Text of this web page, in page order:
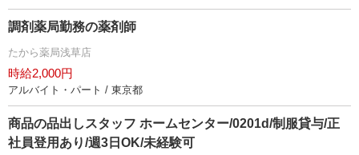
調剤薬局勤務の薬剤師
たから薬局浅草店
時給2,000円
アルバイト・パート / 東京都
商品の品出しスタッフ ホームセンター/0201d/制服貸与/正
社員登用あり/週3日OK/未経験可